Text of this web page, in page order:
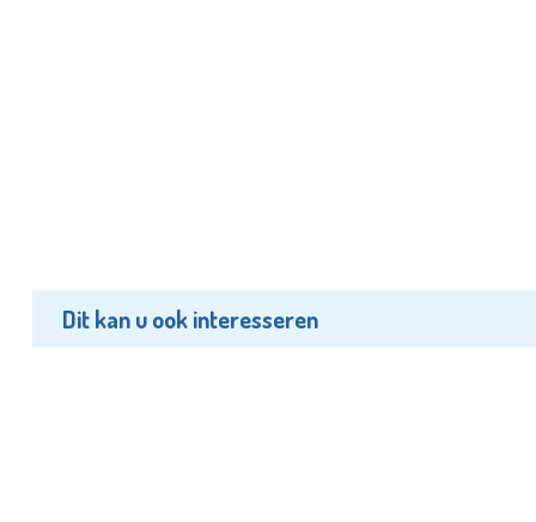
Dit kan u ook interesseren